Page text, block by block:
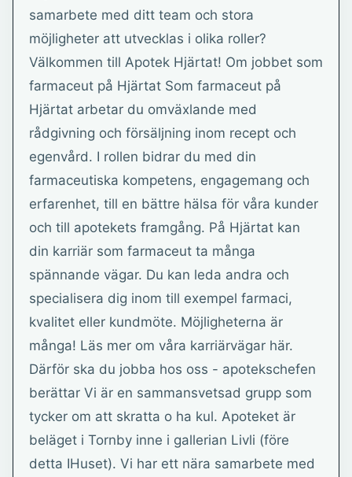
samarbete med ditt team och stora
möjligheter att utvecklas i olika roller?
Välkommen till Apotek Hjärtat! Om jobbet som
farmaceut på Hjärtat Som farmaceut på
Hjärtat arbetar du omväxlande med
rådgivning och försäljning inom recept och
egenvård. I rollen bidrar du med din
farmaceutiska kompetens, engagemang och
erfarenhet, till en bättre hälsa för våra kunder
och till apotekets framgång. På Hjärtat kan
din karriär som farmaceut ta många
spännande vägar. Du kan leda andra och
specialisera dig inom till exempel farmaci,
kvalitet eller kundmöte. Möjligheterna är
många! Läs mer om våra karriärvägar här.
Därför ska du jobba hos oss - apotekschefen
berättar Vi är en sammansvetsad grupp som
tycker om att skratta o ha kul. Apoteket är
beläget i Tornby inne i gallerian Livli (före
detta IHuset). Vi har ett nära samarbete med